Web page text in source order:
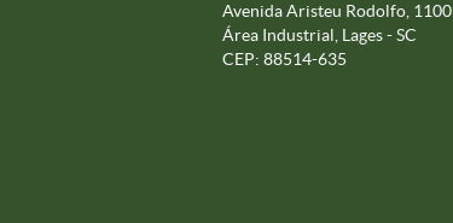
Avenida Aristeu Rodolfo, 1100
Área Industrial, Lages-SC
CEP: 88514-635